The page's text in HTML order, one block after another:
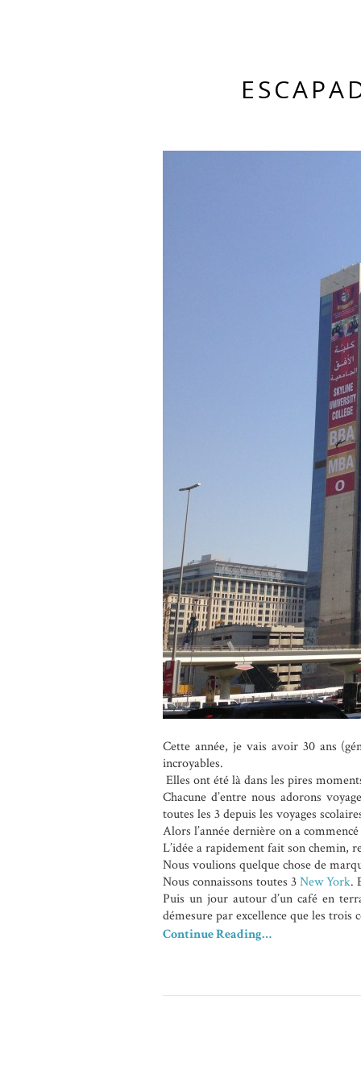
Cette année, je vais avoir 30 ans
incroyables.
Elles ont été là dans les pires
Chacune d’entre nous adorons
toutes les 3 depuis les voyages
Alors l’année dernière on a
L’idée a rapidement fait son chemin,
Nous voulions quelque chose de
Nous connaissons toutes 3New York.
Puis un jour autour d’un café en
démesure par excellence que les trois
Continue Reading…